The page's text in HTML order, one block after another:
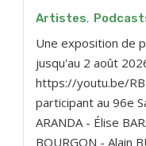
Artistes,
Une exposition de
jusqu'au 2 août
https://youtu.be/
participant au 96e
ARANDA - Élise
BOURGON - Alain